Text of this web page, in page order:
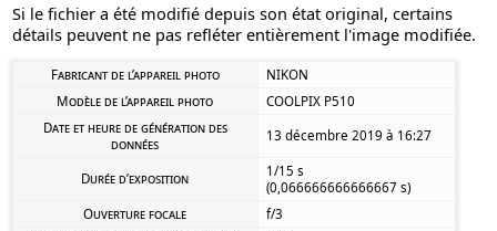
Si le fichier a été modifié depuis son état original, certains
détails peuvent ne pas refléter entièrement l'image modifiée.
Fabricant de l’appareil photo
NIKON
Modèle de l’appareil photo
COOLPIX P510
Date et heure de génération des
données
13 décembre 2019 à 16:27
Durée d’exposition
1/15 s
(0,066666666666667 s)
Ouverture focale
f/3